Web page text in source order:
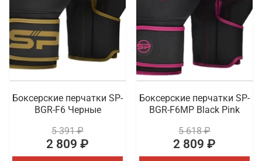
Боксерские перчатки SP-
BGR-F6 Черные
5 391 ₽
2 809 ₽
Боксерские перчатки SP-
BGR-F6MP Black Pink
5 618 ₽
2 809 ₽